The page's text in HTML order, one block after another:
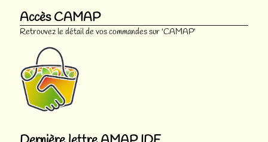
Accès CAMAP
Retrouvez le détail de vos commandes sur 'CAMAP'